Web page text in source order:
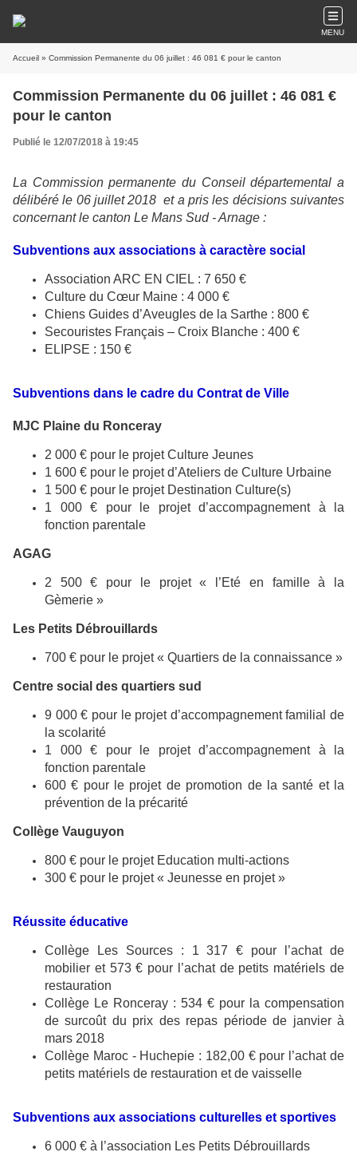
MENU
Accueil » Commission Permanente du 06 juillet : 46 081 € pour le canton
Commission Permanente du 06 juillet : 46 081 €
pour le canton
Publié le 12/07/2018 à 19:45
La Commission permanente du Conseil départemental a
délibéré le 06 juillet 2018 et a prisles décisions suivantes
concernant le canton Le Mans Sud - Arnage :
Subventions aux associations à caractère social
Association ARC EN CIEL : 7 650 €
Culture du Cœur Maine : 4 000 €
Chiens Guides d’Aveugles de la Sarthe : 800 €
Secouristes Français – Croix Blanche : 400 €
ELIPSE : 150 €
Subventions dans le cadre du Contrat de Ville
MJC Plaine du Ronceray
2 000 € pour le projet Culture Jeunes
1 600 € pour le projet d’Ateliers de Culture Urbaine
1 500 € pour le projet Destination Culture(s)
1 000 € pour le projet d’accompagnement à la
fonction parentale
AGAG
2 500 € pour le projet « l’Eté en famille à la
Gèmerie »
Les Petits Débrouillards
700 € pour le projet « Quartiers de la connaissance »
Centre social des quartiers sud
9 000 € pour le projet d’accompagnement familial de
la scolarité
1 000 € pour le projet d’accompagnement à la
fonction parentale
600 € pour le projet de promotion de la santé et la
prévention de la précarité
Collège Vauguyon
800 € pour le projet Education multi-actions
300 € pour le projet « Jeunesse en projet »
Réussite éducative
Collège Les Sources : 1 317 € pour l’achat de
mobilier et 573 € pour l’achat de petits matériels de
restauration
Collège Le Ronceray : 534 € pour la compensation
de surcoût du prix des repas période de janvier à
mars 2018
Collège Maroc - Huchepie : 182,00 € pour l’achat de
petits matériels de restauration et de vaisselle
Subventions aux associations culturelles et sportives
6 000 € à l’association Les Petits Débrouillards